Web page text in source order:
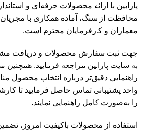
پارابین با ارائه محصولات حرفه‌ای و
محافظت از سنگ، آماده همکاری با
معماران و کارفرمایان محترم است.
جهت ثبت سفارش محصولات و دریافت
به سایت پارابین مراجعه فرمایید. همچنین
راهنمایی دقیق‌تر درباره انتخاب محصول
واحد پشتیبانی تماس حاصل فرمایید تا
را به‌صورت کامل راهنمایی نمایند.
استفاده از محصولات باکیفیت امروز،